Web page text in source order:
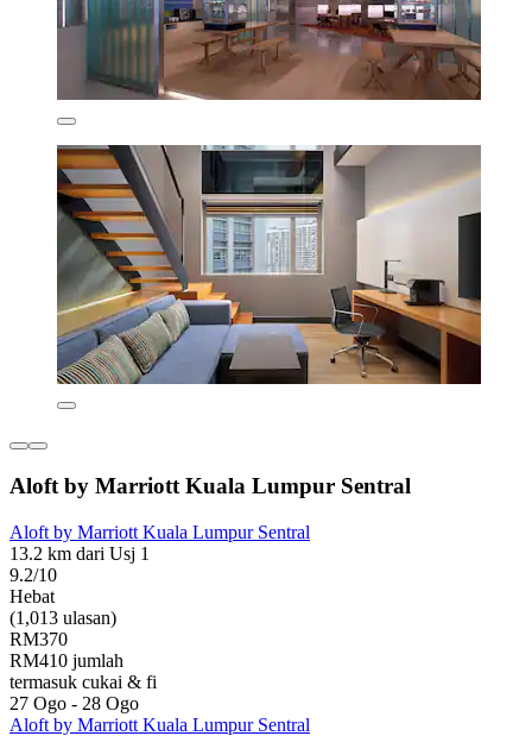
Aloft by Marriott Kuala Lumpur Sentral
Aloft by Marriott Kuala Lumpur Sentral
13.2 km dari Usj 1
9.2/10
Hebat
(1,013 ulasan)
RM370
RM410 jumlah
termasuk cukai & fi
27 Ogo - 28 Ogo
Aloft by Marriott Kuala Lumpur Sentral